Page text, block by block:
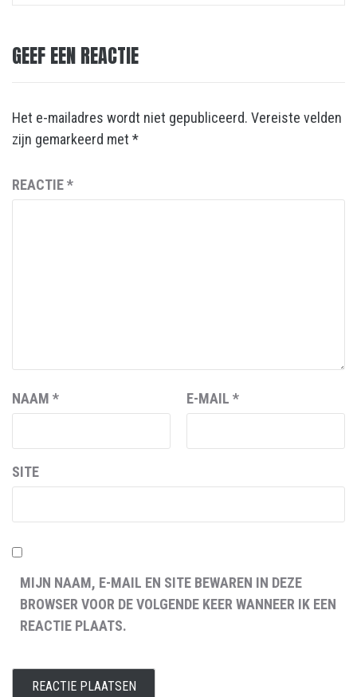
GEEF EEN REACTIE
Het e-mailadres wordt niet gepubliceerd. Vereiste velden
zijn gemarkeerd met *
REACTIE*
NAAM * E-MAIL *
SITE
MIJN NAAM, E-MAIL EN SITE BEWAREN IN DEZE
BROWSER VOOR DE VOLGENDE KEER WANNEER IK EEN
REACTIE PLAATS.